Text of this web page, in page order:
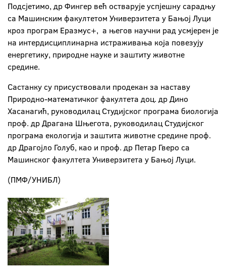
Подсјетимо, др Фингер већ остварује успјешну сарадњу
са Машинским факултетом Универзитета у Бањој Луци
кроз програм Еразмус+, а његов научни рад усмјерен је
на интердисциплинарна истраживања која повезују
енергетику, природне науке и заштиту животне
средине.
Састанку су присуствовали продекан за наставу
Природно-математичког факултета доц. др Дино
Хасанагић, руководилац Студијског програма биологија
проф. др Драгана Шњегота, руководилац Студијског
програма екологија и заштита животне средине проф.
др Драгојло Голуб, као и проф. др Петар Гверо са
Машинског факултета Универзитета у Бањој Луци.
(ПМФ/УНИБЛ)